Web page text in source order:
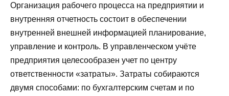
Организация рабочего процесса на предприятии и
внутренняя отчетность состоит в обеспечении
внутренней внешней информацией планирование,
управление и контроль. В управленческом учёте
предприятия целесообразен учет по центру
ответственности «затраты». Затраты собираются
двумя способами: по бухгалтерским счетам и по